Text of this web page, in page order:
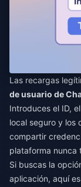
Las recargas
de usuario de
Introduces el ID,
local seguro y los
compartir
plataforma nunca
Si buscas la
aplicación, aquí